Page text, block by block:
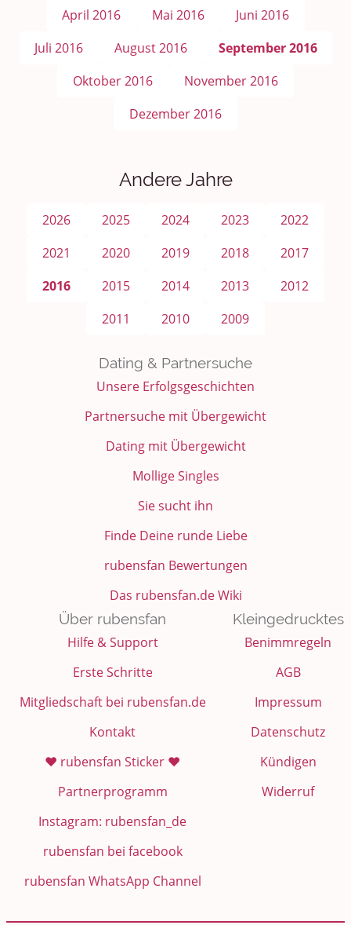
April 2016
Mai 2016
Juni 2016
Juli 2016
August 2016
September 2016
Oktober 2016
November 2016
Dezember 2016
Andere Jahre
2026 2025 2024 2023
2022
2021
2020 2019 2018
2017
2016
2015 2014 2013
2012
2011
2010 2009
Dating & Partnersuche
Unsere Erfolgsgeschichten
Partnersuche mit Übergewicht
Dating mit Übergewicht
Mollige Singles
Sie sucht ihn
Finde Deine runde Liebe
rubensfan Bewertungen
Das rubensfan.de Wiki
Über rubensfan
Hilfe & Support
Erste Schritte
Mitgliedschaft bei rubensfan.de
Kontakt
❤️ rubensfan Sticker ❤️
Partnerprogramm
Instagram: rubensfan_de
rubensfan bei facebook
rubensfan WhatsApp Channel
Kleingedrucktes
Benimmregeln
AGB
Impressum
Datenschutz
Kündigen
Widerruf